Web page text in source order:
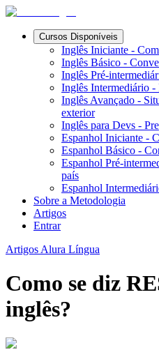
Cursos Disponíveis
Inglês Iniciante -
Inglês Básico -
Inglês Pré-
Inglês Intermediário -
Inglês Avançado -
exterior
Inglês para Devs -
Espanhol Iniciante -
Espanhol Básico -
Espanhol Pré-
país
Espanhol
Sobre a Metodologia
Artigos
Entrar
Artigos Alura Língua
Como se diz
inglês?